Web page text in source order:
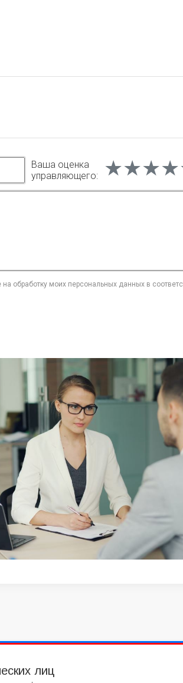
Ваша оценка
управляющего:
обработку моих персональных данных в
лиц